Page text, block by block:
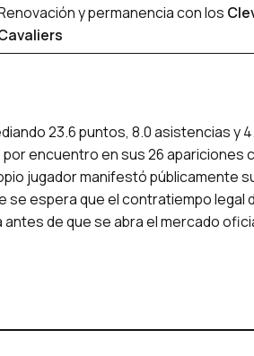
y permanencia con los
23.6 puntos, 8.0 asistencias y
encuentro en sus 26 apariciones
jugador manifestó públicamente
se espera que el contratiempo legal
de que se abra el mercado